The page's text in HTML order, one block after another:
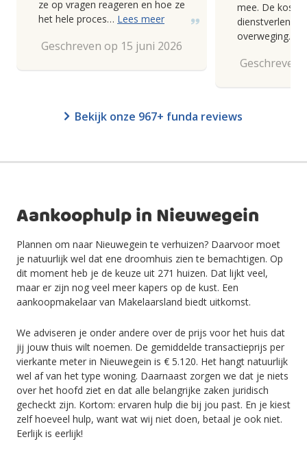
ze op vragen reageren en hoe ze
het hele proces… Lees meer
Geschreven op 15 juni 2026
mee. De
overweging.
Geschreven
Bekijk onze 967+ funda reviews
Aankoophulp in Nieuwegein
Plannen om naar Nieuwegein te verhuizen? Daarvoor moet
je natuurlijk wel dat ene droomhuis zien te bemachtigen. Op
dit moment heb je de keuze uit 271 huizen. Dat lijkt veel,
maar er zijn nog veel meer kapers op de kust. Een
aankoopmakelaar van Makelaarsland biedt uitkomst.
We adviseren je onder andere over de prijs voor het huis dat
jij jouw thuis wilt noemen. De gemiddelde transactieprijs per
vierkante meter in Nieuwegein is € 5.120. Het hangt natuurlijk
wel af van het type woning. Daarnaast zorgen we dat je niets
over het hoofd ziet en dat alle belangrijke zaken juridisch
gecheckt zijn. Kortom: ervaren hulp die bij jou past. En je kiest
zelf hoeveel hulp, want wat wij niet doen, betaal je ook niet.
Eerlijk is eerlijk!